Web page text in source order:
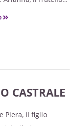
ed Emanuela.
CASTRALE
Piera, il figlio